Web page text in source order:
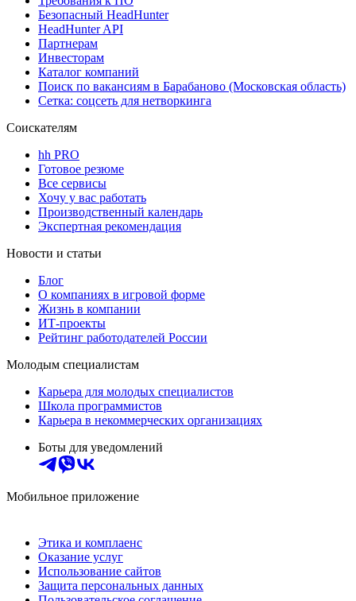
Безопасный HeadHunter
HeadHunter API
Партнерам
Инвесторам
Каталог компаний
Поиск по вакансиям в Барабаново (Московская область)
Сетка: соцсеть для нетворкинга
Соискателям
hh PRO
Готовое резюме
Все сервисы
Хочу у вас работать
Производственный календарь
Экспертная рекомендация
Новости и статьи
Блог
О компаниях в игровой форме
Жизнь в компании
ИТ-проекты
Рейтинг работодателей России
Молодым специалистам
Карьера для молодых специалистов
Школа программистов
Карьера в некоммерческих организациях
Боты для уведомлений
Мобильное приложение
Этика и комплаенс
Оказание услуг
Использование сайтов
Защита персональных данных